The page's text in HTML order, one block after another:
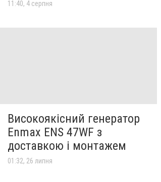
11:40, 4 серпня
Високоякісний генератор
Enmax ENS 47WF з
доставкою і монтажем
01:32, 26 липня